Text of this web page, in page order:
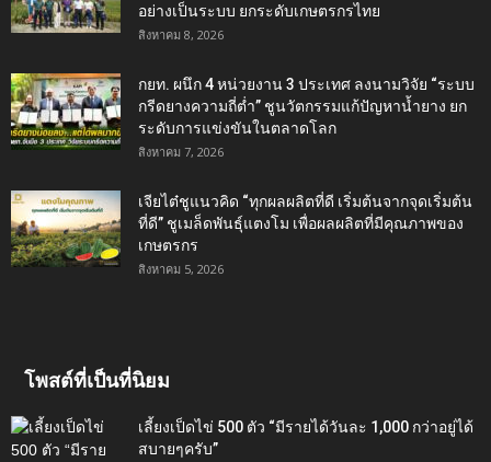
อย่างเป็นระบบ ยกระดับเกษตรกรไทย
สิงหาคม 8, 2026
กยท. ผนึก 4 หน่วยงาน 3 ประเทศ ลงนามวิจัย “ระบบ
กรีดยางความถี่ต่ำ” ชูนวัตกรรมแก้ปัญหาน้ำยาง ยก
ระดับการแข่งขันในตลาดโลก
สิงหาคม 7, 2026
เจียไต๋ชูแนวคิด “ทุกผลผลิตที่ดี เริ่มต้นจากจุดเริ่มต้น
ที่ดี” ชูเมล็ดพันธุ์แตงโม เพื่อผลผลิตที่มีคุณภาพของ
เกษตรกร
สิงหาคม 5, 2026
โพสต์ที่เป็นที่นิยม
เลี้ยงเป็ดไข่ 500 ตัว “มีรายได้วันละ 1,000 กว่าอยู่ได้
สบายๆครับ”